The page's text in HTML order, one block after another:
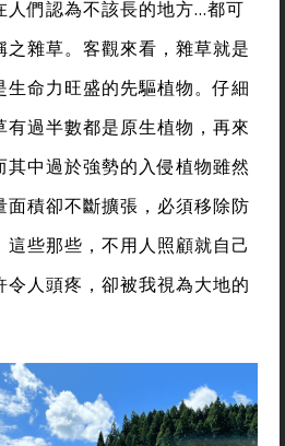
人們認為不該長的地方…都可
雜草。客觀來看，雜草就是
命力旺盛的先驅植物。仔細
過半數都是原生植物，再來
中過於強勢的入侵植物雖然
積卻不斷擴張，必須移除防
些那些，不用人照顧就自己
令人頭疼，卻被我視為大地的